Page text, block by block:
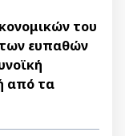
του
ευπαθών
από τα